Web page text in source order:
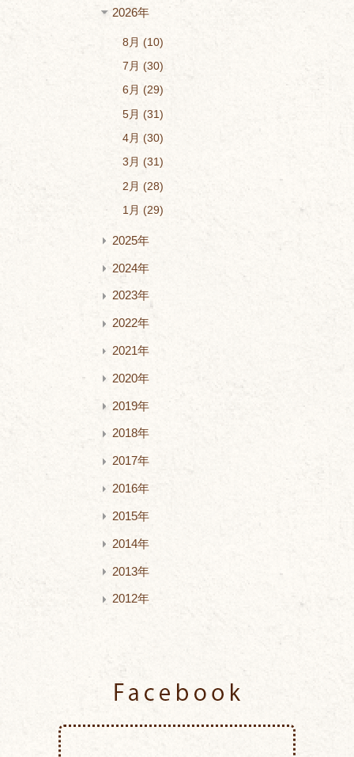
2026年
8月
10
7月
30
6月
29
5月
31
4月
30
3月
31
2月
28
1月
29
2025年
2024年
2023年
2022年
2021年
2020年
2019年
2018年
2017年
2016年
2015年
2014年
2013年
2012年